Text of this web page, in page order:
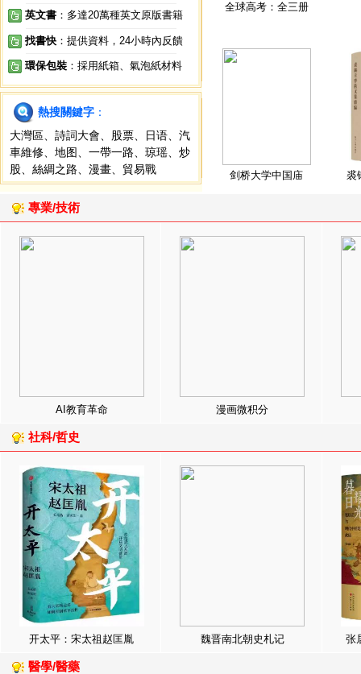
英文書 ：多達20萬種英文原版書籍
找書快 ：提供資料，24小時內反饋
環保包裝 ：採用紙箱、氣泡紙材料
熱搜關鍵字 ：
大灣區
詩詞大會 股票 日语
汽
車維修
地图 一帶一路 琼瑶
炒
股
絲綢之路 漫畫 貿易戰
全球高考：全三册
剑桥大学中国庙 裘
專業/技術
AI教育革命 漫画微积分
社科/哲史
开太平：宋太祖赵匡胤 魏晋南北朝史札记 张
醫學/醫藥